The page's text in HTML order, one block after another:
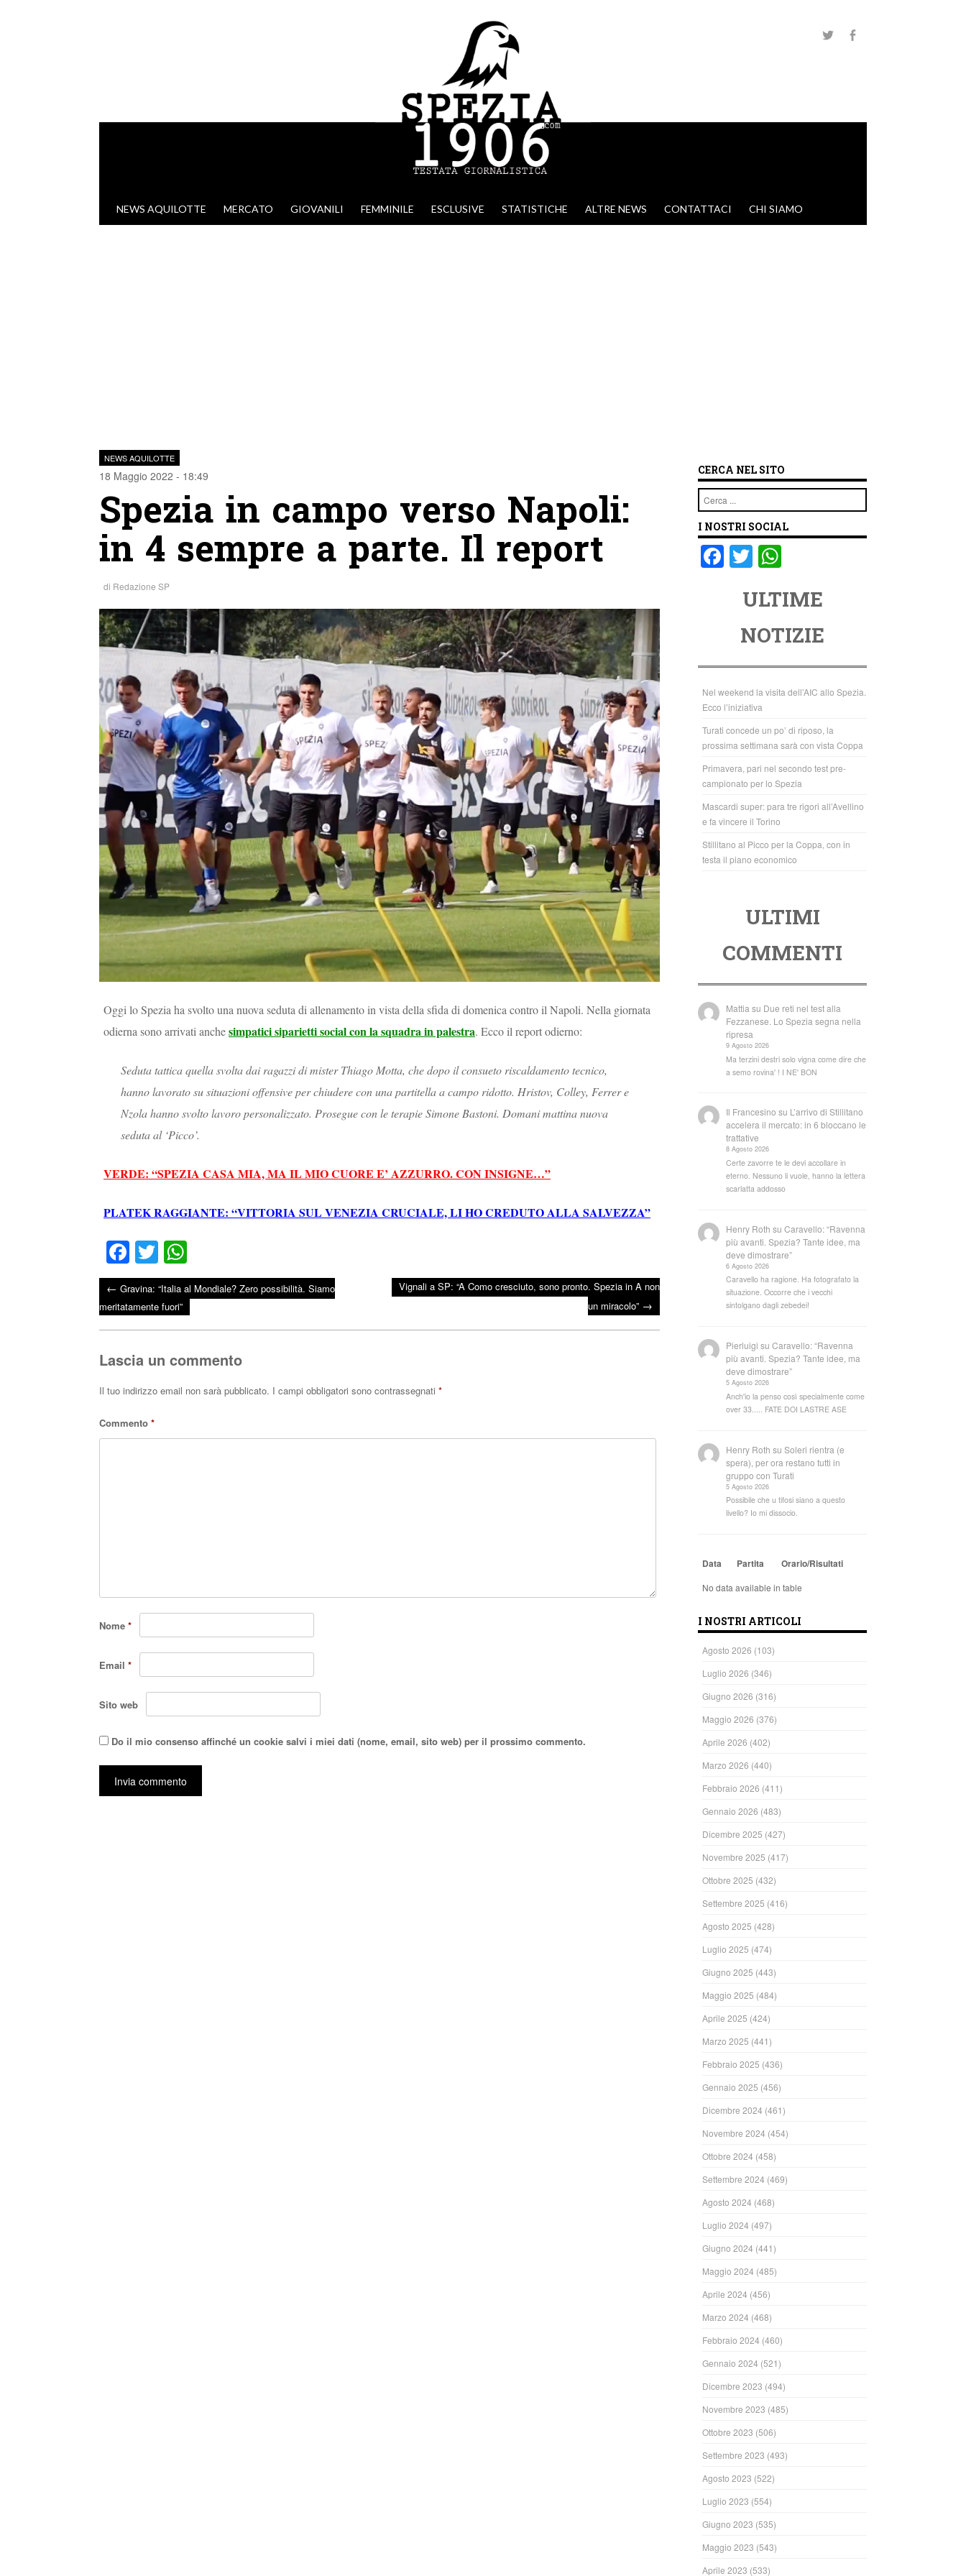
VAI AL CONTENUTO
NEWS AQUILOTTE MERCATO GIOVANILI FEMMINILE ESCLUSIVE STATISTICHE ALTRE NEWS CONTATTACI CHI SIAMO
NEWS AQUILOTTE
18 Maggio 2022 - 18:49
Spezia in campo verso Napoli:
in 4 sempre a parte. Il report
di Redazione SP
Oggi lo Spezia ha svolto una nuova seduta di allenamento in vista della sfida di domenica contro il Napoli. Nella giornata
odierna sono arrivati anchesimpatici siparietti social con la squadra in palestra. Ecco il report odierno:
Seduta tattica quella svolta dai ragazzi di mister Thiago Motta, che dopo il consueto riscaldamento tecnico,
hanno lavorato su situazioni offensive per chiudere con una partitella a campo ridotto. Hristov, Colley, Ferrer e
Nzola hanno svolto lavoro personalizzato. Prosegue con le terapie Simone Bastoni. Domani mattina nuova
seduta al ‘Picco’.
VERDE: “SPEZIA CASA MIA, MA IL MIO CUORE E’ AZZURRO. CON INSIGNE…”
PLATEK RAGGIANTE: “VITTORIA SUL VENEZIA CRUCIALE, LI HO CREDUTO ALLA SALVEZZA”
Fa
ce
bo
ok
T
wi
tte
r
ha
ts
A
Post navigation
← Gravina: “Italia al Mondiale? Zero possibilità. Siamo
meritatamente fuori”
Vignali a SP: “A Como cresciuto, sono pronto. Spezia in A non
un miracolo” →
Lascia un commento
Il tuo indirizzo email non sarà pubblicato. I campi obbligatori sono contrassegnati *
Commento *
Nome *
Email *
Sito web
Do il mio consenso affinché un cookie salvi i miei dati (nome, email, sito web) per il prossimo commento.
CERCA NEL SITO
Cerca
I NOSTRI SOCIAL
F
o
o
k
T
tt
er
at
s
A
p
p
ULTIME
NOTIZIE
Nel weekend la visita dell’AIC allo Spezia.
Ecco l’iniziativa
Turati concede un po’ di riposo, la
prossima settimana sarà con vista Coppa
Primavera, pari nel secondo test pre-
campionato per lo Spezia
Mascardi super: para tre rigori all’Avellino
e fa vincere il Torino
Stillitano al Picco per la Coppa, con in
testa il piano economico
ULTIMI
COMMENTI
Mattia su Due reti nel test alla
Fezzanese. Lo Spezia segna nella
ripresa
9 Agosto 2026
Ma terzini destri solo vigna come dire che
a semo rovina' ! I NE' BON
Il Francesino su L’arrivo di Stillitano
accelera il mercato: in 6 bloccano le
trattative
8 Agosto 2026
Certe zavorre te le devi accollare in
eterno. Nessuno li vuole, hanno la lettera
scarlatta addosso
Henry Roth suCaravello: “Ravenna
più avanti. Spezia? Tante idee, ma
deve dimostrare”
6 Agosto 2026
Caravello ha ragione. Ha fotografato la
situazione. Occorre che i vecchi
sintolgano dagli zebedei!
Pierluigi suCaravello: “Ravenna
più avanti. Spezia? Tante idee, ma
deve dimostrare”
5 Agosto 2026
Anch'io la penso così specialmente come
over 33..... FATE DOI LASTRE ASE
Henry Roth suSoleri rientra (e
spera), per ora restano tutti in
gruppo con Turati
5 Agosto 2026
Possibile che u tifosi siano a questo
livello? Io mi dissocio.
Data Partita Orario/Risultati
No data available in table
I NOSTRI ARTICOLI
Agosto 2026 (103)
Luglio 2026 (346)
Giugno 2026 (316)
Maggio 2026 (376)
Aprile 2026 (402)
Marzo 2026 (440)
Febbraio 2026 (411)
Gennaio 2026 (483)
Dicembre 2025 (427)
Novembre 2025 (417)
Ottobre 2025 (432)
Settembre 2025 (416)
Agosto 2025 (428)
Luglio 2025 (474)
Giugno 2025 (443)
Maggio 2025 (484)
Aprile 2025 (424)
Marzo 2025 (441)
Febbraio 2025 (436)
Gennaio 2025 (456)
Dicembre 2024 (461)
Novembre 2024 (454)
Ottobre 2024 (458)
Settembre 2024 (469)
Agosto 2024 (468)
Luglio 2024 (497)
Giugno 2024 (441)
Maggio 2024 (485)
Aprile 2024 (456)
Marzo 2024 (468)
Febbraio 2024 (460)
Gennaio 2024 (521)
Dicembre 2023 (494)
Novembre 2023 (485)
Ottobre 2023 (506)
Settembre 2023 (493)
Agosto 2023 (522)
Luglio 2023 (554)
Giugno 2023 (535)
Maggio 2023 (543)
Aprile 2023 (533)